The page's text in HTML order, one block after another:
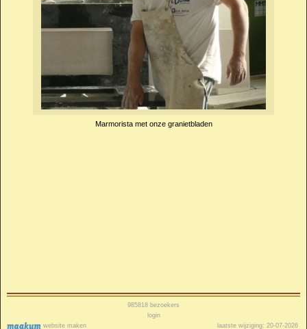
Marmorista met onze granietbladen
website maken
985818 bezoekers
login
laatste wijziging: 20-07-2026